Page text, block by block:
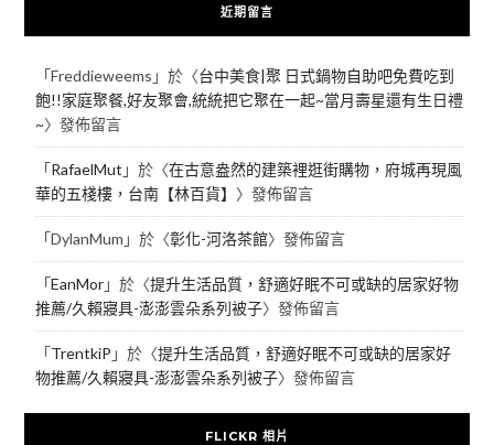
近期留言
「Freddieweems 」於〈台中美食|聚 日式鍋物自助吧免費吃到
飽!!家庭聚餐,好友聚會,統統把它聚在一起~當月壽星還有生日禮
~〉發佈留言
「RafaelMut 」於〈在古意盎然的建築裡逛街購物，府城再現風
華的五棧樓，台南【林百貨】 〉發佈留言
「DylanMum 」於〈彰化-河洛茶館〉發佈留言
「EanMor」於〈提升生活品質，舒適好眠不可或缺的居家好物
推薦/久賴寢具-澎澎雲朵系列被子〉發佈留言
「TrentkiP 」於〈提升生活品質，舒適好眠不可或缺的居家好
物推薦/久賴寢具-澎澎雲朵系列被子〉發佈留言
FLICKR 相片